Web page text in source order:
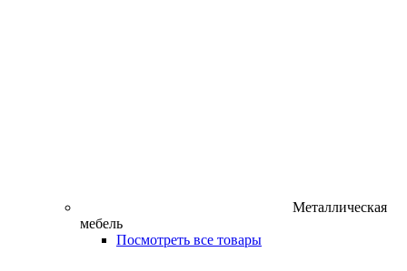
Металлическая
мебель
Посмотреть все товары